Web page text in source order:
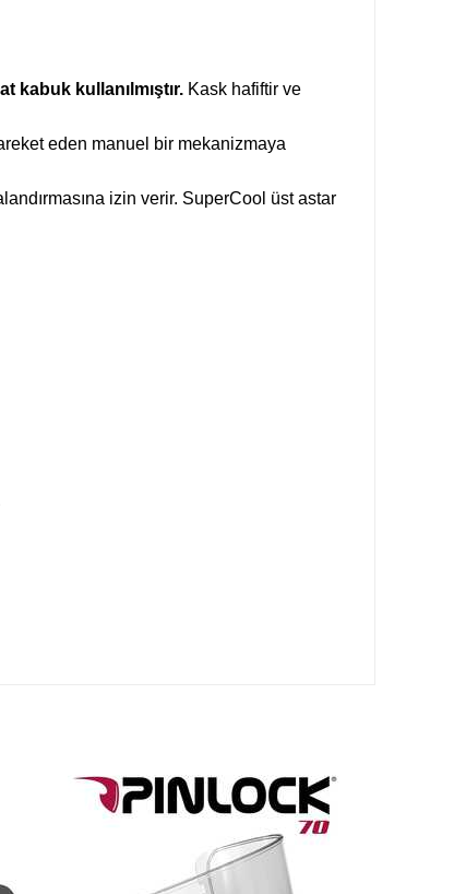
kabuk kullanılmıştır. Kask hafiftir ve
eden manuel bir mekanizmaya
izin verir. SuperCool üst astar